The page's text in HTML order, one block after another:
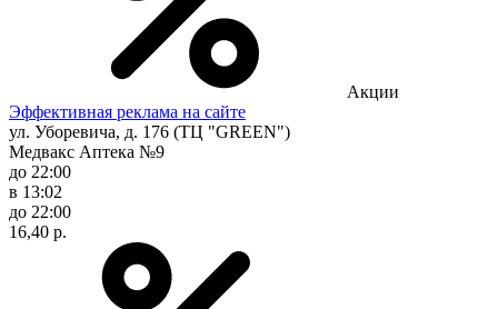
Акции
Эффективная реклама на сайте
ул. Уборевича, д. 176 (ТЦ "GREEN")
Медвакс Аптека №9
до 22:00
в 13:02
до 22:00
16,40 р.